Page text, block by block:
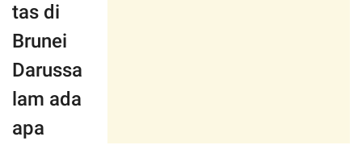
tas di
Brunei
Darussa
lam ada
apa